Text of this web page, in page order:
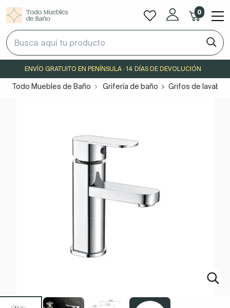
0
ENVÍO GRATUITO EN PENÍNSULA · 14 DÍAS DE DEVOLUCIÓN
Todo Muebles de Baño Grifería de baño Grifos de lavabo